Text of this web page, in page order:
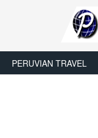
PERUVIAN TRAVEL